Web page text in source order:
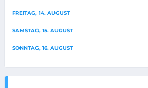
FREITAG, 14. AUGUST
SAMSTAG, 15. AUGUST
SONNTAG, 16. AUGUST